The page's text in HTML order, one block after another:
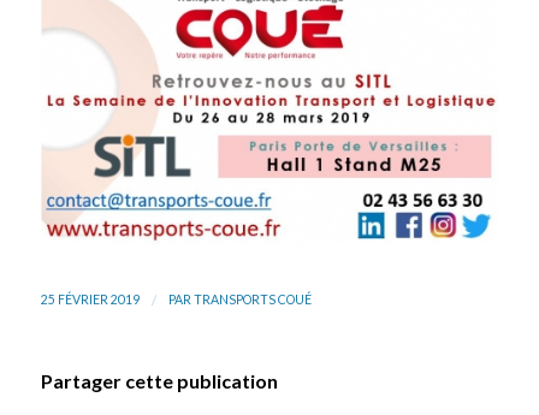
25 FÉVRIER 2019 / PAR TRANSPORTS COUÉ
Partager cette publication